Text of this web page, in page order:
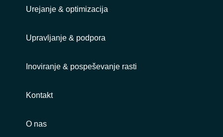
Urejanje & optimizacija
Upravljanje & podpora
Inoviranje & pospeševanje rasti
Kontakt
O nas